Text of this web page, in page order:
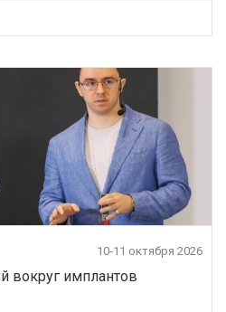
10-11 октября 2026
вокруг имплантов